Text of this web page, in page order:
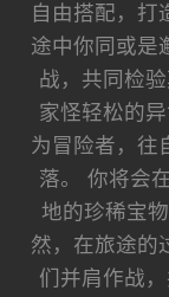
自由搭配，打
途中你同或是
战，共同检
家怪轻松的
为冒险者，往
落。 你将会
地的珍稀宝
然，在旅途的
们并肩作战